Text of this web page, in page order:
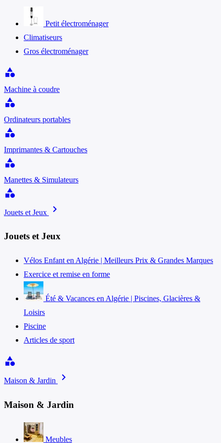
Petit électroménager
Climatiseurs
Gros électroménager
category
Machine à coudre
category
Ordinateurs portables
category
Imprimantes & Cartouches
category
Manettes & Simulateurs
category
Jouets et Jeux chevron_right
Jouets et Jeux
Vélos Enfant en Algérie | Meilleurs Prix & Grandes Marques
Exercice et remise en forme
Été & Vacances en Algérie | Piscines, Glacières &
Loisirs
Piscine
Articles de sport
category
Maison & Jardin chevron_right
Maison & Jardin
Meubles